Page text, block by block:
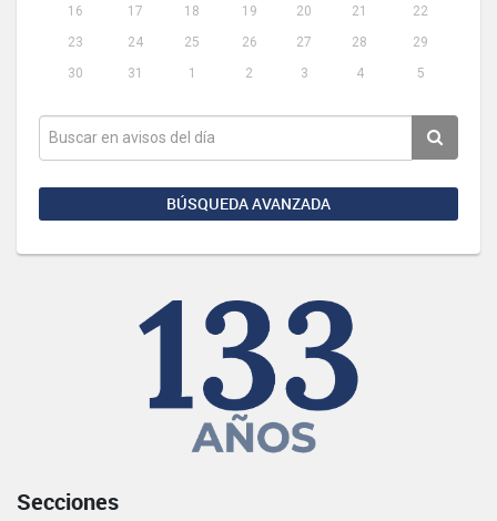
16
17 18 19 20 21
22
23
24 25 26 27 28
29
30
31 1 2 3 4 5
BÚSQUEDA AVANZADA
Secciones